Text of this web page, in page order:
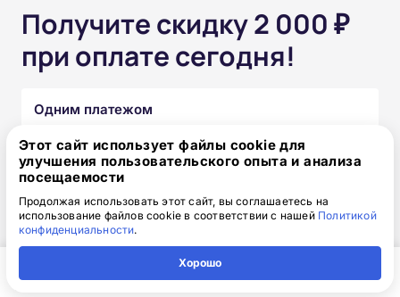
Получите скидку 2 000 ₽
при оплате сегодня!
Одним платежом
от 15 850 ₽ 17 850 ₽ скидка: 2 000 ₽
Частями без переплат
от 1 320₽
Узнать подробнее
Этот сайт использует файлы cookie для
улучшения пользовательского опыта и анализа
посещаемости
Продолжая использовать этот сайт, вы соглашаетесь на
использование файлов cookie в соответствии с нашей Политикой
конфиденциальности.
Хорошо